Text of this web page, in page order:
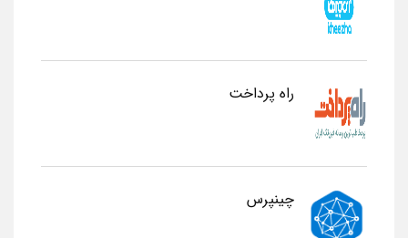
راه پرداخت
چینپرس